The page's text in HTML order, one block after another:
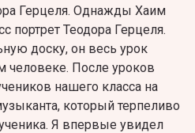
Герцеля. Однажды Хаим
портрет Теодора Герцеля.
доску, он весь урок
человеке. После уроков
нашего класса на
который терпеливо
Я впервые увидел